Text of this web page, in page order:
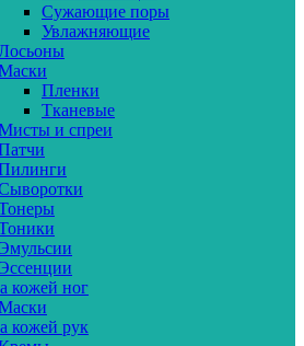
Сужающие поры
Увлажняющие
Пленки
Тканевые
и спреи
Эмульсии
Эссенции
кожей ног
кожей рук